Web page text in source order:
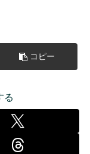
コピー
る